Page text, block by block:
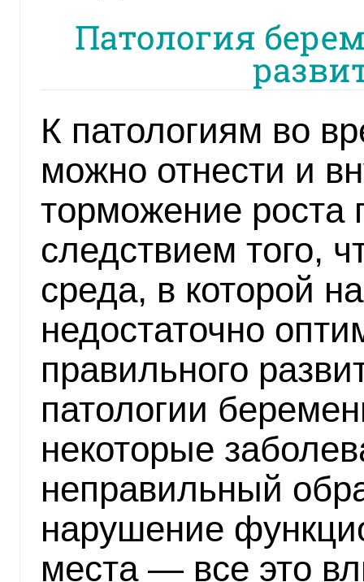
Патология
К патологиям во
можно отнести и
торможение роста
следствием того,
среда, в которой
недостаточно
правильного
патологии
некоторые
неправильный
нарушение
места — все это